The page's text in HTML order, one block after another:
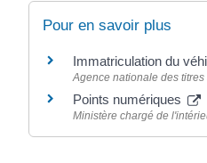
Pour en savoir plus
Immatriculation du
Agence nationale des
Points numériques
Ministère chargé de